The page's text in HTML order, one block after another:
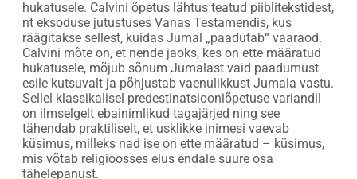
hukatusele. Calvini õpetus lähtus teatud piiblitekstidest,
nt eksoduse jutustuses Vanas Testamendis, kus
räägitakse sellest, kuidas Jumal „paadutab“ vaaraod.
Calvini mõte on, et nende jaoks, kes on ette määratud
hukatusele, mõjub sõnum Jumalast vaid paadumust
esile kutsuvalt ja põhjustab vaenulikkust Jumala vastu.
Sellel klassikalisel predestinatsiooniõpetuse variandil
on ilmselgelt ebainimlikud tagajärjed ning see
tähendab praktiliselt, et usklikke inimesi vaevab
küsimus, milleks nad ise on ette määratud – küsimus,
mis võtab religioosses elus endale suure osa
tähelepanust.